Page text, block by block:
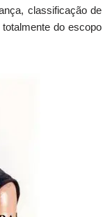
classificação de
do escopo